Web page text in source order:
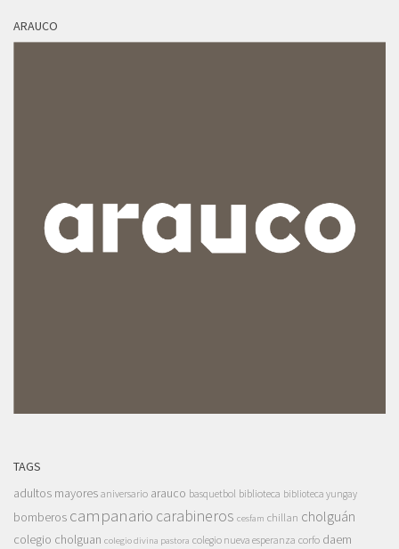
ARAUCO
TAGS
adultos mayores aniversario arauco basquetbol biblioteca biblioteca yungay
bomberos campanario carabineros cesfam chillan cholguán
colegio cholguan colegio divina pastora colegio nueva esperanza corfo daem